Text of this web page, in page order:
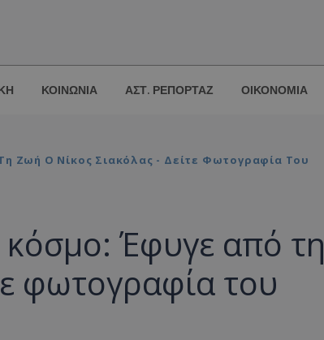
ΚΟΙΝΩΝΙΑ ΑΣΤ. ΡΕΠΟΡΤΑΖ ΟΙΚΟΝΟΜΙΑ
Ζωή Ο Νίκος Σιακόλας - Δείτε Φωτογραφία Του
κόσμο: Έφυγε από τη
φωτογραφία του